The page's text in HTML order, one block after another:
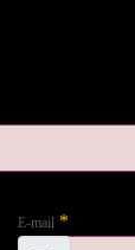
E-mail *